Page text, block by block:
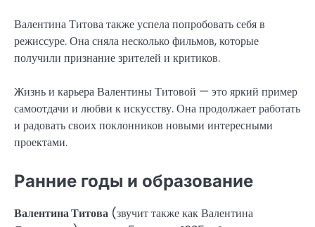
Валентина Титова также успела попробовать себя в
режиссуре. Она сняла несколько фильмов, которые
получили признание зрителей и критиков.
Жизнь и карьера Валентины Титовой — это яркий пример
самоотдачи и любви к искусству. Она продолжает работать
и радовать своих поклонников новыми интересными
проектами.
Ранние годы и образование
Валентина Титова (звучит также как Валентина